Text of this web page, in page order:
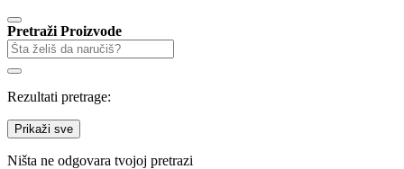
Pretraži Proizvode
Rezultati pretrage:
Prikaži sve
Ništa ne odgovara tvojoj pretrazi